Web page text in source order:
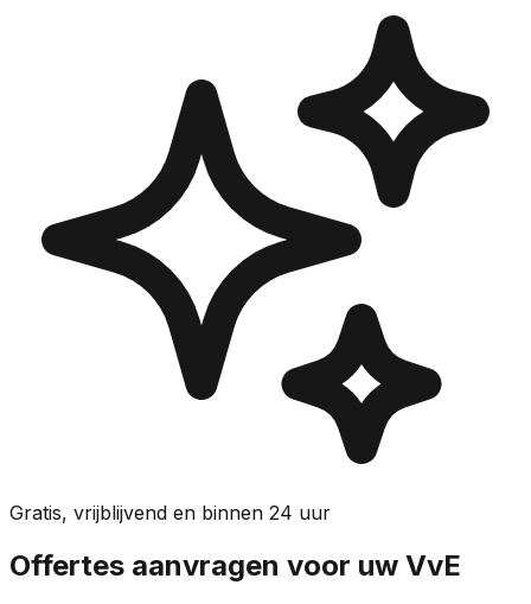
Gratis, vrijblijvend en binnen 24 uur
Offertes aanvragen voor uw VvE